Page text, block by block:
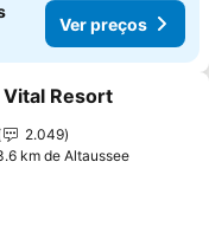
Ver preços
aos favoritos
Resort
2.049
km de Altaussee